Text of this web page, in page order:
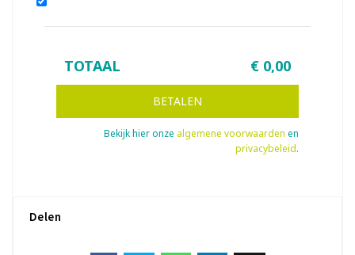
TOTAAL € 0,00
BETALEN
Bekijk hier onze algemene voorwaarden en
privacybeleid.
Delen